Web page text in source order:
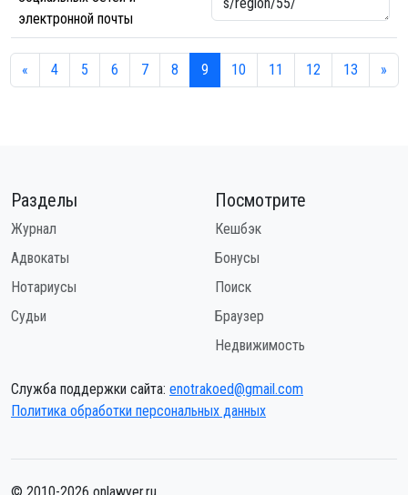
электронной почты
« 4 5 6 7 8 9 10 11 12 13 »
Разделы
Журнал
Адвокаты
Нотариусы
Судьи
Посмотрите
Кешбэк
Бонусы
Поиск
Браузер
Недвижимость
Служба поддержки сайта: enotrakoed@gmail.com
Политика обработки персональных данных